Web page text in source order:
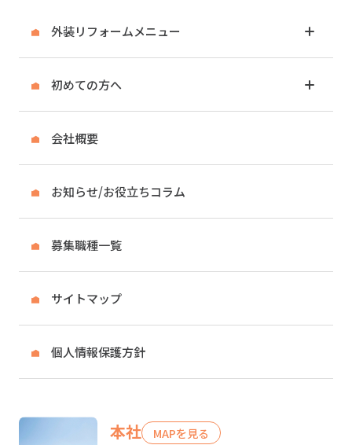
外装リフォームメニュー
初めての方へ
会社概要
お知らせ/お役立ちコラム
募集職種一覧
サイトマップ
個人情報保護方針
本社 MAPを見る